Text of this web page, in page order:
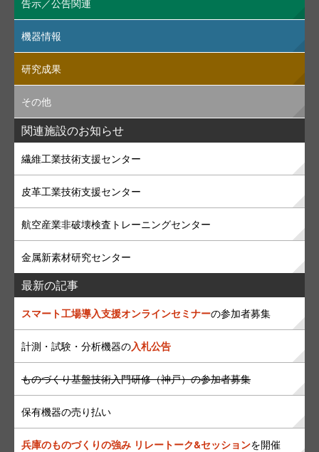
機器情報
研究成果
その他
関連施設のお知らせ
繊維工業技術支援センター
皮革工業技術支援センター
航空産業非破壊検査トレーニングセンター
金属新素材研究センター
最新の記事
スマート工場導入支援オンラインセミナーの参加者募集
計測・試験・分析機器の入札公告
ものづくり基盤技術入門研修（神戸）の参加者募集
保有機器の売り払い
兵庫のものづくりの強み リレートーク&セッションを開催